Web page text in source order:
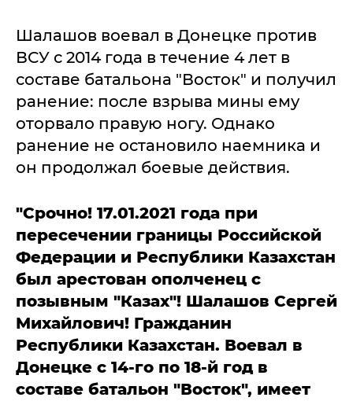
Шалашов воевал в Донецке против
ВСУ с 2014 года в течение 4 лет в
составе батальона "Восток" и получил
ранение: после взрыва мины ему
оторвало правую ногу. Однако
ранение не остановило наемника и
он продолжал боевые действия.
"Срочно! 17.01.2021 года при
пересечении границы Российской
Федерации и Республики Казахстан
был арестован ополченец с
позывным "Казах"! Шалашов Сергей
Михайлович! Гражданин
Республики Казахстан. Воевал в
Донецке с 14-го по 18-й год в
составе батальон "Восток", имеет